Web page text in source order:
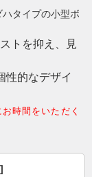
タイプの小型ボ
トを抑え、見
性的なデザイ
時間をいただく